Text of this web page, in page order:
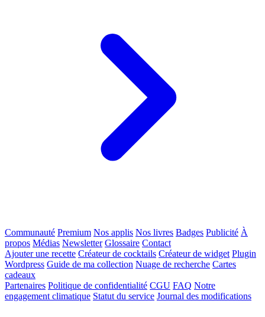
Communauté Premium Nos applis Nos livres Badges Publicité À
propos Médias Newsletter Glossaire Contact
Ajouter une recette Créateur de cocktails Créateur de widget Plugin
Wordpress Guide de ma collection Nuage de recherche Cartes
cadeaux
Partenaires Politique de confidentialité CGU FAQ Notre
engagement climatique Statut du service Journal des modifications